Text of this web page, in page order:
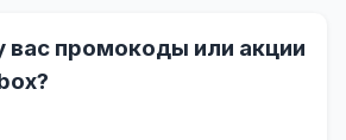
вас промокоды или акции